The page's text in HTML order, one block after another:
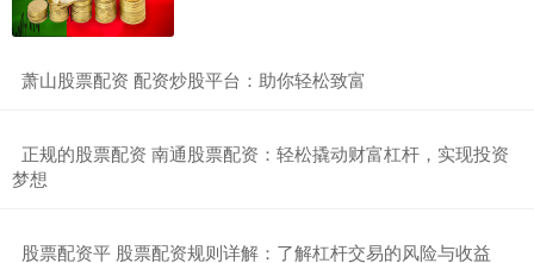
​萧山股票配资 配资炒股平台：助你轻松致富
​正规的股票配资 南通股票配资：轻松撬动财富杠杆，实现投资
梦想
​股票配资平 股票配资规则详解：了解杠杆交易的风险与收益